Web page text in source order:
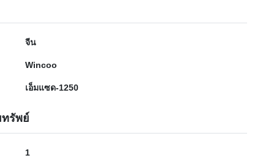
จีน
Wincoo
เอ็มแซด-1250
รัพย์
1